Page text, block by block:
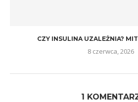
CZY INSULINA UZALEŻNIA?
8 czerwca, 2026
1